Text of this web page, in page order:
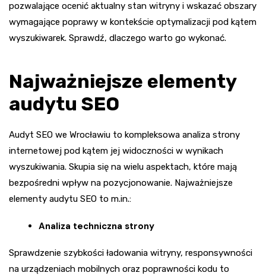
pozwalające ocenić aktualny stan witryny i wskazać obszary
wymagające poprawy w kontekście optymalizacji pod kątem
wyszukiwarek. Sprawdź, dlaczego warto go wykonać.
Najważniejsze elementy
audytu SEO
Audyt SEO we Wrocławiu to kompleksowa analiza strony
internetowej pod kątem jej widoczności w wynikach
wyszukiwania. Skupia się na wielu aspektach, które mają
bezpośredni wpływ na pozycjonowanie. Najważniejsze
elementy audytu SEO to m.in.:
Analiza techniczna strony
Sprawdzenie szybkości ładowania witryny, responsywności
na urządzeniach mobilnych oraz poprawności kodu to